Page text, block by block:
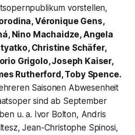
vorstellen,
Véronique Gens,
Nino Machaidze, Angela
Christine Schäfer,
Grigolo, Joseph Kaiser,
Rutherford, Toby Spence.
Saisonen Abwesenheit
sind ab September
u. a. Ivor Bolton, Andris
Jean-Christophe Spinosi,